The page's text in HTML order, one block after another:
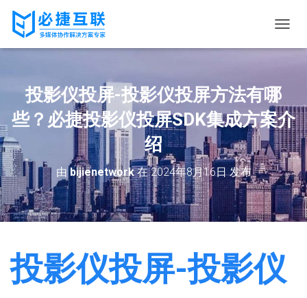
换
投影仪投屏-投影仪投屏方法有哪
些？必捷投影仪投屏SDK集成方案介
绍
由bijienetwork在2024年8月16日发布
投影仪投屏-投影仪